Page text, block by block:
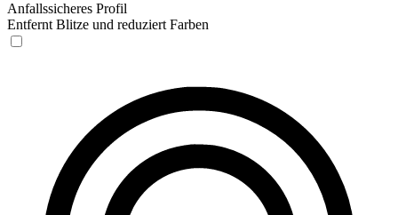
Anfallssicheres Profil
Entfernt Blitze und reduziert Farben